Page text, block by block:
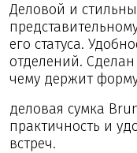
Деловой и
его статуса.
отделений.
чему держит
деловая сумка
практичность и
встреч.